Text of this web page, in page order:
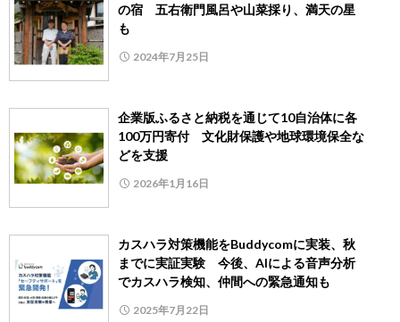
の宿 五右衛門風呂や山菜採り、満天の星
も
2024年7月25日
企業版ふるさと納税を通じて10自治体に各
100万円寄付 文化財保護や地球環境保全な
どを支援
2026年1月16日
カスハラ対策機能をBuddycomに実装、秋
までに実証実験 今後、AIによる音声分析
でカスハラ検知、仲間への緊急通知も
2025年7月22日